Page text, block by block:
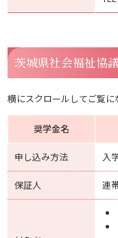
茨城県社会福祉協
横にスクロールしてご覧に
奨学金名
申し込み方法 入
保証人 連